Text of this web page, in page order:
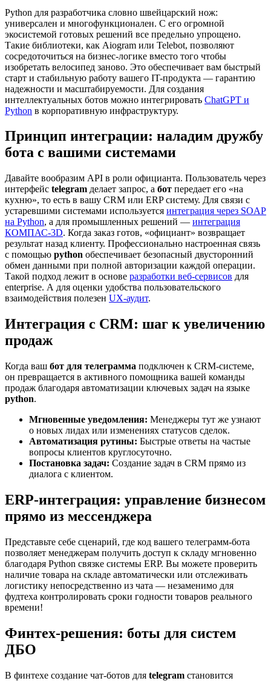
Python для разработчика словно швейцарский нож:
универсален и многофункционален. С его огромной
экосистемой готовых решений все предельно упрощено.
Такие библиотеки, как Aiogram или Telebot, позволяют
сосредоточиться на бизнес-логике вместо того чтобы
изобретать велосипед заново. Это обеспечивает вам быстрый
старт и стабильную работу вашего IT-продукта — гарантию
надежности и масштабируемости. Для создания
интеллектуальных ботов можно интегрировать ChatGPT и
Python в корпоративную инфраструктуру.
Принцип интеграции: наладим дружбу
бота с вашими системами
Давайте вообразим API в роли официанта. Пользователь через
интерфейс telegram делает запрос, а бот передает его «на
кухню», то есть в вашу CRM или ERP систему. Для связи с
устаревшими системами используется интеграция через SOAP
на Python, а для промышленных решений — интеграция
КОМПАС-3D. Когда заказ готов, «официант» возвращает
результат назад клиенту. Профессионально настроенная связь
с помощью python обеспечивает безопасный двусторонний
обмен данными при полной авторизации каждой операции.
Такой подход лежит в основе разработки веб-сервисов для
enterprise. А для оценки удобства пользовательского
взаимодействия полезен UX-аудит.
Интеграция с CRM: шаг к увеличению
продаж
Когда ваш бот для телеграмма подключен к CRM-системе,
он превращается в активного помощника вашей команды
продаж благодаря автоматизации ключевых задач на языке
python.
Мгновенные уведомления: Менеджеры тут же узнают
о новых лидах или изменениях статусов сделок.
Автоматизация рутины: Быстрые ответы на частые
вопросы клиентов круглосуточно.
Постановка задач: Создание задач в CRM прямо из
диалога с клиентом.
ERP-интеграция: управление бизнесом
прямо из мессенджера
Представьте себе сценарий, где код вашего телеграмм-бота
позволяет менеджерам получить доступ к складу мгновенно
благодаря Python связке системы ERP. Вы можете проверить
наличие товара на складе автоматически или отслеживать
логистику непосредственно из чата — незаменимо для
фудтеха контролировать сроки годности товаров реального
времени!
Финтех-решения: боты для систем
ДБО
В финтехе создание чат-ботов для telegram становится